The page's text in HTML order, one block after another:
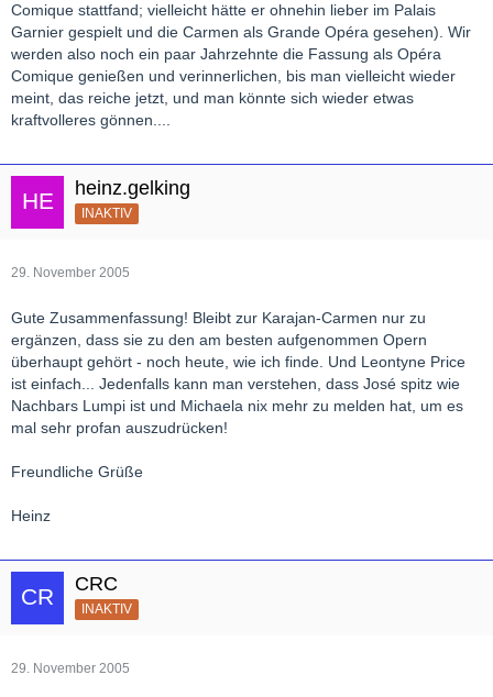
Comique stattfand; vielleicht hätte er ohnehin lieber im Palais
Garnier gespielt und die Carmen als Grande Opéra gesehen). Wir
werden also noch ein paar Jahrzehnte die Fassung als Opéra
Comique genießen und verinnerlichen, bis man vielleicht wieder
meint, das reiche jetzt, und man könnte sich wieder etwas
kraftvolleres gönnen....
heinz.gelking
INAKTIV
29. November 2005
Gute Zusammenfassung! Bleibt zur Karajan-Carmen nur zu
ergänzen, dass sie zu den am besten aufgenommen Opern
überhaupt gehört - noch heute, wie ich finde. Und Leontyne Price
ist einfach... Jedenfalls kann man verstehen, dass José spitz wie
Nachbars Lumpi ist und Michaela nix mehr zu melden hat, um es
mal sehr profan auszudrücken!
Freundliche Grüße
Heinz
CRC
INAKTIV
29. November 2005